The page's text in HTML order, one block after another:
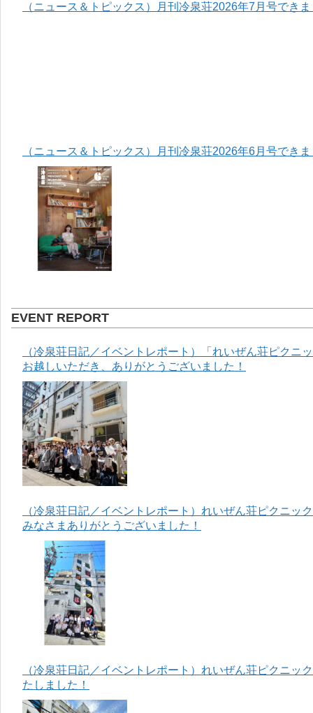
（ニュース＆トピックス）月刊冷泉荘2026年7月号でき
（ニュース＆トピックス）月刊冷泉荘2026年6月号でき
EVENT REPORT
（冷泉荘日記／イベントレポート）「れいぜん荘ピクニ
お越しいただき、ありがとうございました！
（冷泉荘日記／イベントレポート）れいぜん荘ピクニッ
みなさまありがとうございました！
（冷泉荘日記／イベントレポート）れいぜん荘ピクニッ
たしました！